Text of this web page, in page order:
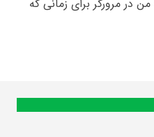
در مرورگر برای زمانی که